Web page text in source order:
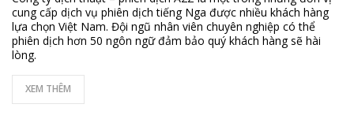
cung cấp dịch vụ phiên dịch tiếng Nga được nhiều khách hàng
lựa chọn Việt Nam. Đội ngũ nhân viên chuyên nghiệp có thể
phiên dịch hơn 50 ngôn ngữ đảm bảo quý khách hàng sẽ hài
lòng.
XEM THÊM